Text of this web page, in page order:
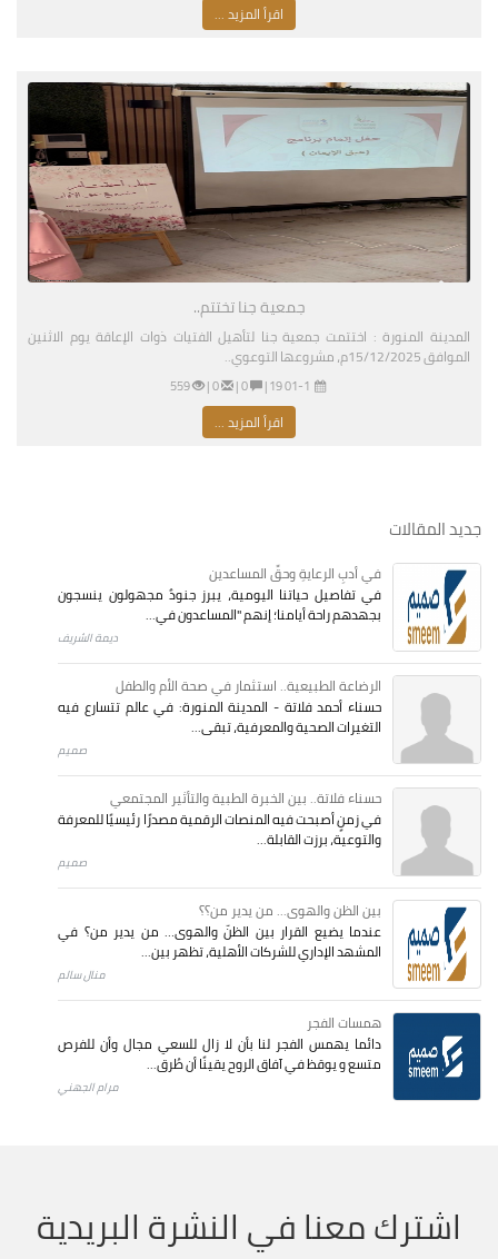
اقرأ المزيد ...
جمعية جنا تختتم..
المدينة المنورة : اختتمت جمعية جنا لتأهيل الفتيات ذوات الإعاقة يوم الاثنين
الموافق 15/12/2025م، مشروعها التوعوي..
01-11-2026 03:19 مساءً |
0 |
0 |
559
اقرأ المزيد ...
جديد المقالات
في أدبِ الرعايةِ وحقِّ المساعدين
في تفاصيل حياتنا اليومية، يبرز جنودٌ مجهولون ينسجون
بجهدهم راحة أيامنا؛ إنهم "المساعدون في...
ديمة الشريف
الرضاعة الطبيعية.. استثمار في صحة الأم والطفل
حسناء أحمد فلاتة - المدينة المنورة: في عالم تتسارع فيه
التغيرات الصحية والمعرفية، تبقى...
صميم
حسناء فلاتة.. بين الخبرة الطبية والتأثير المجتمعي
في زمنٍ أصبحت فيه المنصات الرقمية مصدرًا رئيسيًا للمعرفة
والتوعية، برزت القابلة...
صميم
بين الظن والهوى... من يدير من؟؟
عندما يضيع القرار بين الظنّ والهوى… من يدير من؟ في
المشهد الإداري للشركات الأهلية، تظهر بين...
منال سالم
همسات الفجر
دائما يهمس الفجر لنا بأن لا زال للسعي مجال وأن للفرص
متسع و يوقظ في آفاق الروح يقينًا أن طُرق...
مرام الجهني
اشترك معنا في النشرة البريدية